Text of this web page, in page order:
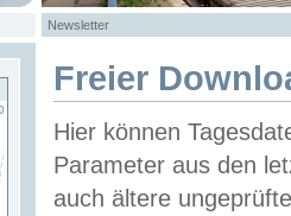
Newsletter
Freier
Hier können
Parameter aus den
auch ältere